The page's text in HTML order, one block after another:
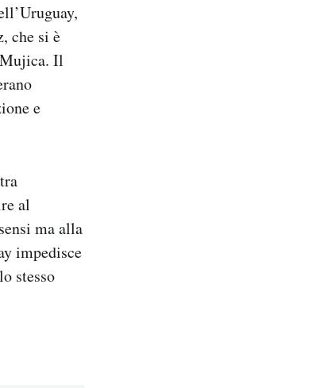
che si è
Il
e
al
ma alla
impedisce
stesso